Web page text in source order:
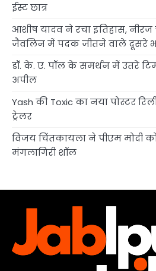
ईस्ट छात्र
आशीष यादव ने रचा इतिहास, नीरज
जैवलिन में पदक जीतने वाले दूसरे
डॉ. के. ए. पॉल के समर्थन में उतरे टिम
अपील
Yash की Toxic का नया पोस्टर
ट्रेलर
विजय चिंतकायला ने पीएम मोदी
मंगलागिरी शॉल